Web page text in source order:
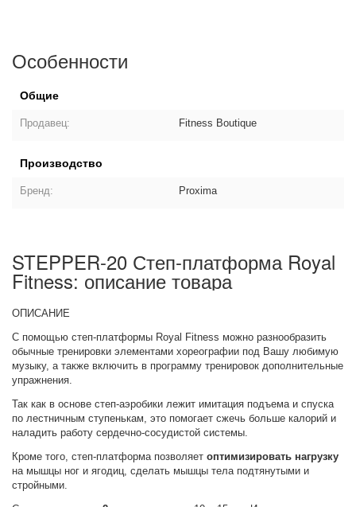
Особенности
Общие
Продавец: Fitness Boutique
Производство
Бренд: Proxima
STEPPER-20 Степ-платформа Royal
Fitness: описание товара
ОПИСАНИЕ
С помощью степ-платформы Royal Fitness можно разнообразить
обычные тренировки элементами хореографии под Вашу любимую
музыку, а также включить в программу тренировок дополнительные
упражнения.
Так как в основе степ-аэробики лежит имитация подъема и спуска
по лестничным ступенькам, это помогает сжечь больше калорий и
наладить работу сердечно-сосудистой системы.
Кроме того, степ-платформа позволяетоптимизировать нагрузку
на мышцы ног и ягодиц, сделать мышцы тела подтянутыми и
стройными.